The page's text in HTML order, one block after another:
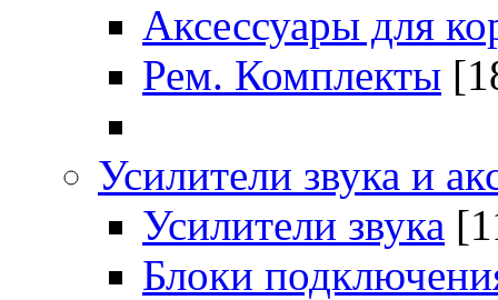
Аксессуары для
Рем. Комплекты
Усилители звука и
Усилители звука
Блоки